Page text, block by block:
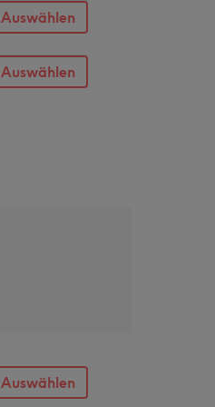
Auswählen
Auswählen
Auswählen